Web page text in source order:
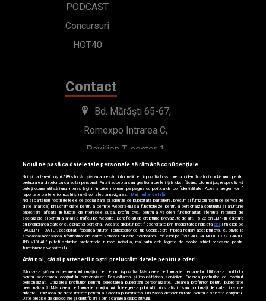
PODCAST
Concursuri
HOT40
Contact
Bd. Mărăști 65-67,
Romexpo Intrarea C,
Pavilion T, sector 1
office@radioimpuls.ro
LIVE : 0754-222.999
WhatsApp: 0754-222.999
Nouă ne pasă ca datele tale personale să rămână confidențiale
Noi și partenerii noștri589stocăm și/sau accesăm informații pe dispozitivul dvs., precum identificatorii cookie unici pentru
prelucrarea datelor cu caracter personal. Puteți accepta sau gestiona preferințele dvs. făcând clic mai jos, respectiv vă
puteți opune utilizării unui interes legitim în orice moment pe pagina cu politica de confidențialitate. Aceste alegeri vor fi
raportate partenerilor noștri și nu vă vor afecta navigarea.
Mai multe detalii
Noi si partenerii nostri (retelele de socializare si agentiile de publicitate partenere, precum si furnizorii nostri de servicii de
date analitice) prelucram date pentru a permite website-ului sa functioneze, pentru a personaliza continutul si anunturile
publicitare afisate in functie de interesele si/sau profilul dvs., pentru a va oferi functionalitati aferente retelelor de
socializare si pentru a analiza traficul pe website. Beneficiati de drepturile prevazute de art. 15-22 din GDPR in legatura
cu prelucrarea datelor cu caracter personal. Aceste drepturi pot fi exercitate prin modalitatea indicataaici . Prin click pe
“ACCEPT TOATE”, acceptati folosirea tuturor Tehnologiilor de tip Cookie, care implica inclusiv acceptul dvs. cu privire la
stocarea/accesarea informatiilor de catre Vendor-ii cu care colaboram. Prin click pe “VREAU SA MODIFIC SETARILE
INDIVIDUAL” puteti schimba preferintele in mod individual, mai putin cele legate de cookie strict necesare pentru
functionarea website-ului.
Atât noi, cât și partenerii noștri prelucrăm datele pentru a oferi:
Stocarea și/sau accesarea informațiilor de pe un dispozitiv. Măsurarea performanței reclamelor. Utilizarea profilurilor
pentru selectarea conținutului personalizat. Dezvoltarea și îmbunătățirea serviciilor. Crearea profilurilor de conținut
personalizat. Utilizarea profilurilor pentru selectarea publicității personalizate. Crearea profilurilor pentru publicitate
personalizată. Măsurarea performanței conținutului. Înțelegerea publicului prin statistici sau combinații de date din surse
diferite. Utilizarea de date limitate pentru a selecta publicitatea. Utilizarea datelor limitate pentru a selecta conținutul.
Date precise de geolocație și identificarea prin scanarea dispozitivului.